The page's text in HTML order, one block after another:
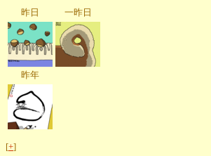
昨日 一昨日
昨年
[+]